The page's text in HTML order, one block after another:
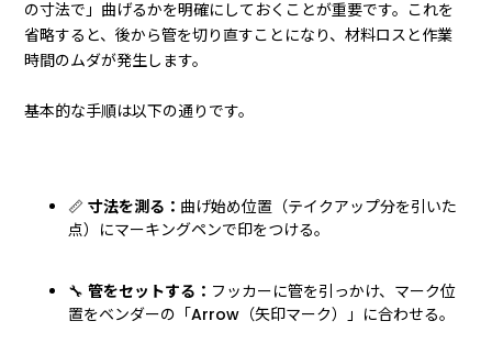
の寸法で」曲げるかを明確にしておくことが重要です。これを
省略すると、後から管を切り直すことになり、材料ロスと作業
時間のムダが発生します。
基本的な手順は以下の通りです。
📏寸法を測る： 曲げ始め位置（テイクアップ分を引いた
点）にマーキングペンで印をつける。
🔧管をセットする： フッカーに管を引っかけ、マーク位
置をベンダーの「Arrow（矢印マーク）」に合わせる。